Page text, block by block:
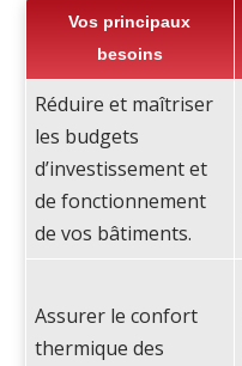
Vos principaux
besoins
Réduire et maîtriser
les budgets
d’investissement et
de fonctionnement
de vos bâtiments.
Assurer le confort
thermique des